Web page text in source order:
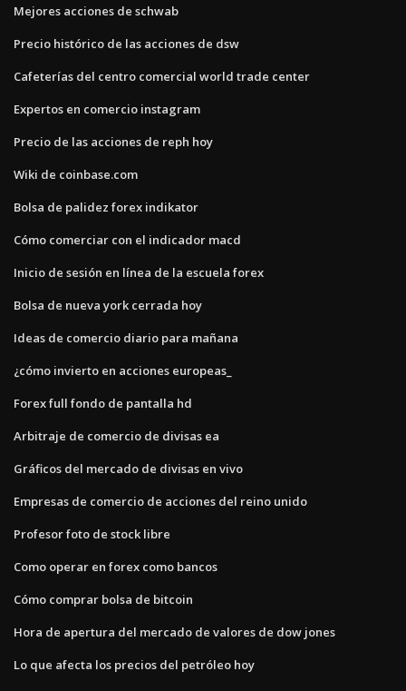
Mejores acciones de schwab
Precio histórico de las acciones de dsw
Cafeterías del centro comercial world trade center
Expertos en comercio instagram
Precio de las acciones de reph hoy
Wiki de coinbase.com
Bolsa de palidez forex indikator
Cómo comerciar con el indicador macd
Inicio de sesión en línea de la escuela forex
Bolsa de nueva york cerrada hoy
Ideas de comercio diario para mañana
¿cómo invierto en acciones europeas_
Forex full fondo de pantalla hd
Arbitraje de comercio de divisas ea
Gráficos del mercado de divisas en vivo
Empresas de comercio de acciones del reino unido
Profesor foto de stock libre
Como operar en forex como bancos
Cómo comprar bolsa de bitcoin
Hora de apertura del mercado de valores de dow jones
Lo que afecta los precios del petróleo hoy